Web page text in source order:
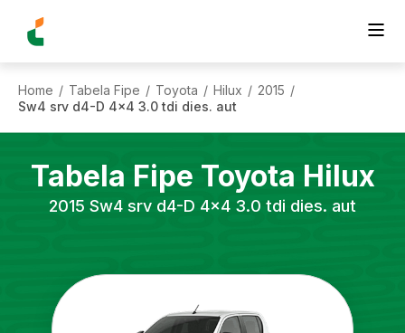
Home / Tabela Fipe / Toyota / Hilux / 2015 /
Sw4 srv d4-D 4x4 3.0 tdi dies. aut
Tabela Fipe Toyota Hilux
2015 Sw4 srv d4-D 4x4 3.0 tdi dies. aut